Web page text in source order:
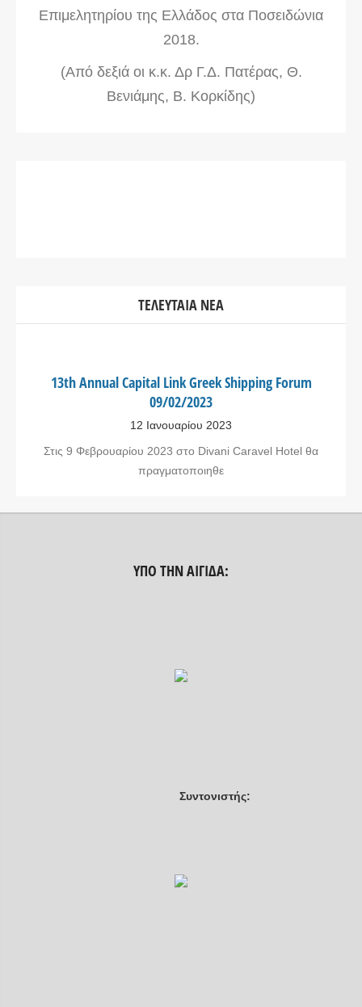
Επιμελητηρίου της Ελλάδος στα Ποσειδώνια
2018.
(Από δεξιά οι κ.κ. Δρ Γ.Δ. Πατέρας, Θ.
Βενιάμης, Β. Κορκίδης)
ΤΕΛΕΥΤΑΊΑ ΝΈΑ
13th Annual Capital Link Greek Shipping Forum
09/02/2023
12 Ιανουαρίου 2023
Στις 9 Φεβρουαρίου 2023 στο Divani Caravel Hotel θα
πραγματοποιηθε
ΥΠΟ ΤΗΝ ΑΙΓΊΔΑ:
Συντονιστής: